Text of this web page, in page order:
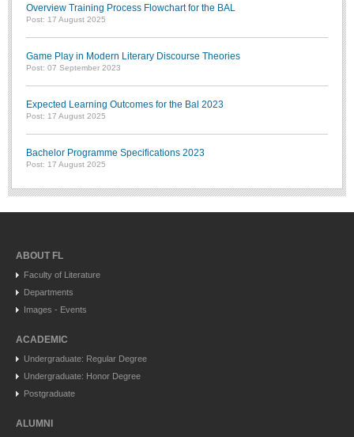
Overview Training Process Flowchart for the BAL
Post: 17 August 2025
Game Play in Modern Literary Discourse Theories
Post: 07 September 2023
Expected Learning Outcomes for the Bal 2023
Post: 17 August 2025
Bachelor Programme Specifications 2023
Post: 17 August 2025
ABOUT FL
Faculty of Literature
Departments
Images - Events
ACADEMIC
Undergraduate: Regular Degree
Undergraduate: Honor Degree
Postgraduate
ALUMNI